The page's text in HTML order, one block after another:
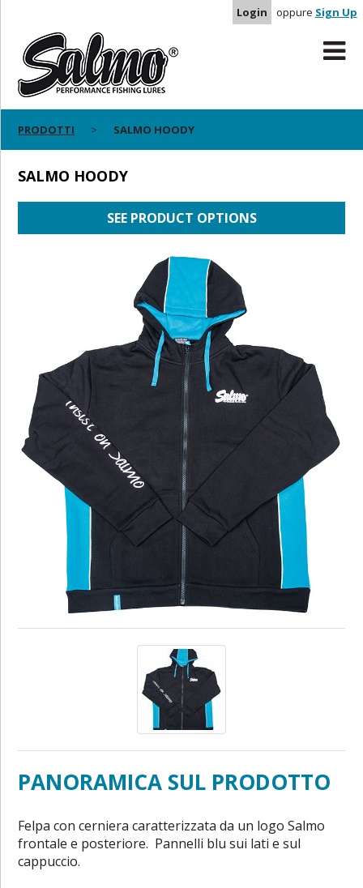
Login oppure Sign Up
PRODOTTI SALMO HOODY
SALMO HOODY
SEE PRODUCT OPTIONS
PANORAMICA SUL PRODOTTO
Felpa con cerniera caratterizzata da un logo Salmo
frontale e posteriore. Pannelli blu sui lati e sul
cappuccio.